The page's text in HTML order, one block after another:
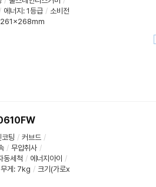
/ 에너지 : 1등급 / 소비전
팅 / 커브드 /
/ 무압취사 /
동세척 / 에너지아이 /
무게 : 7kg / 크기(가로x